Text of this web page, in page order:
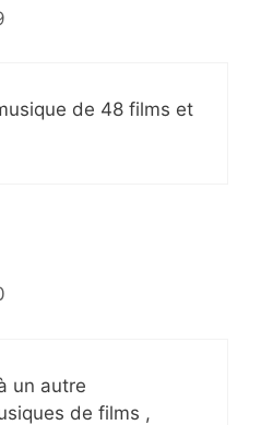
de 48 films et
un autre
de films ,